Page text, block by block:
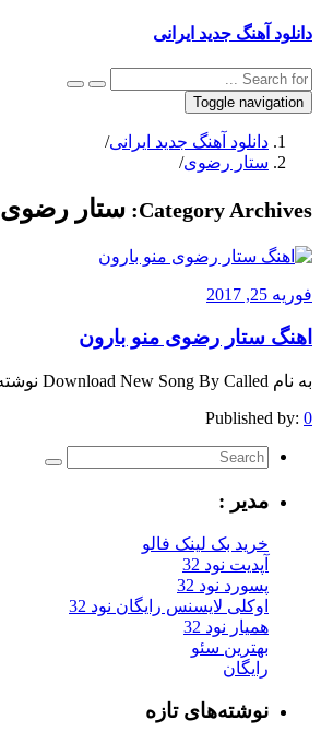
دانلود آهنگ جدید ایرانی
Toggle navigation
دانلود آهنگ جدید ایرانی/
ستار رضوی/
Category Archives: ستار رضوی
فوریه 25, 2017
اهنگ ستار رضوی منو بارون
به نام Download New Song By Called نوشته اولین بار در پدیدار شد.
Published by: 0
مدیر :
خرید بک لینک فالو
آپدیت نود 32
پسورد نود 32
اوکلی لایسنس رایگان نود 32
همیار نود 32
بهترین سئو
رایگان
نوشته‌های تازه